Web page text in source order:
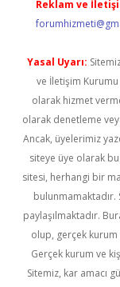
Reklam ve
Yasal Uyarı:
ve İletişim Kurumu
olarak hizmet
olarak denetleme
Ancak, üyelerimiz
siteye üye olarak
sitesi, herhangi bir
bulunmamaktadır.
paylaşılmaktadır.
olup, gerçek kurum
Gerçek kurum ve
Sitemiz, kar amacı